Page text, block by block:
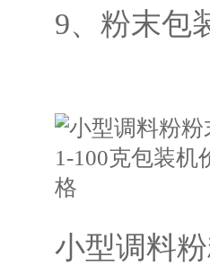
9、粉末包
小型调料